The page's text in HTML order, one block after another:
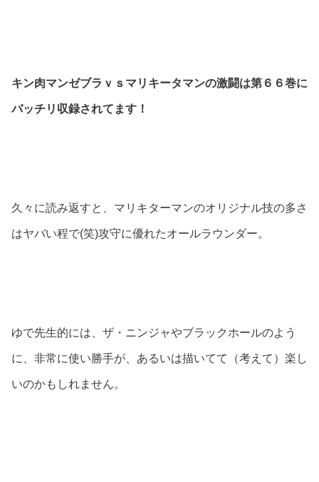
キン肉マンゼブラｖｓマリキータマンの激闘は第６６巻に
バッチリ収録されてます！
久々に読み返すと、マリキターマンのオリジナル技の多さ
はヤバい程で(笑)攻守に優れたオールラウンダー。
ゆで先生的には、ザ・ニンジャやブラックホールのよう
に、非常に使い勝手が、あるいは描いてて（考えて）楽し
いのかもしれません。